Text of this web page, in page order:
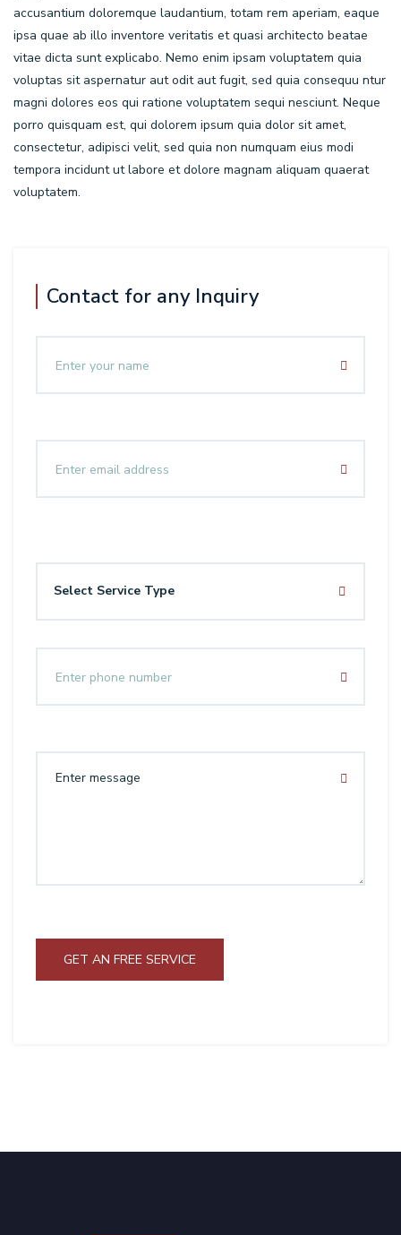
accusantium doloremque laudantium, totam rem aperiam, eaque
ipsa quae ab illo inventore veritatis et quasi architecto beatae
vitae dicta sunt explicabo. Nemo enim ipsam voluptatem quia
voluptas sit aspernatur aut odit aut fugit, sed quia consequu ntur
magni dolores eos qui ratione voluptatem sequi nesciunt. Neque
porro quisquam est, qui dolorem ipsum quia dolor sit amet,
consectetur, adipisci velit, sed quia non numquam eius modi
tempora incidunt ut labore et dolore magnam aliquam quaerat
voluptatem.
Contact for any Inquiry
Select Service Type
GET AN FREE SERVICE